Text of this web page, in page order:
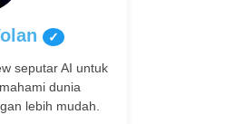
✓
seputar AI untuk
dunia
lebih mudah.